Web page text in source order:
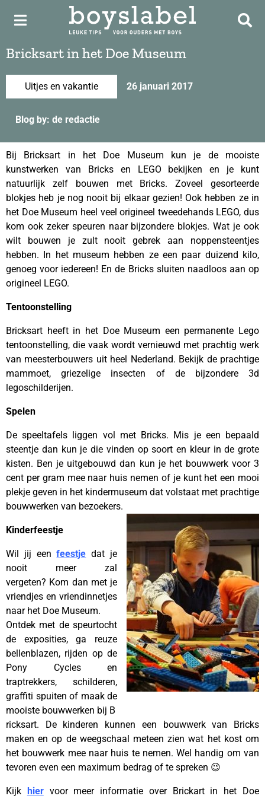
Bricksart in het Doe Museum
Uitjes en vakantie 26 januari 2017
Blog by: de redactie
Bij Bricksart in het Doe Museum kun je de mooiste
kunstwerken van Bricks en LEGO bekijken en je kunt
natuurlijk zelf bouwen met Bricks. Zoveel gesorteerde
blokjes heb je nog nooit bij elkaar gezien! Ook hebben ze in
het Doe Museum heel veel origineel tweedehands LEGO, dus
kom ook zeker speuren naar bijzondere blokjes. Wat je ook
wilt bouwen je zult nooit gebrek aan noppensteentjes
hebben. In het museum hebben ze een paar duizend kilo,
genoeg voor iedereen! En de Bricks sluiten naadloos aan op
origineel LEGO.
Tentoonstelling
Bricksart heeft in het Doe Museum een permanente Lego
tentoonstelling, die vaak wordt vernieuwd met prachtig werk
van meesterbouwers uit heel Nederland. Bekijk de prachtige
mammoet, griezelige insecten of de bijzondere 3d
legoschilderijen.
Spelen
De speeltafels liggen vol met Bricks. Mis je een bepaald
steentje dan kun je die vinden op soort en kleur in de grote
kisten. Ben je uitgebouwd dan kun je het bouwwerk voor 3
cent per gram mee naar huis nemen of je kunt het een mooi
plekje geven in het kindermuseum dat volstaat met prachtige
bouwwerken van bezoekers.
Kinderfeestje
Wil jij eenfeestje dat je
nooit meer zal
vergeten? Kom dan met je
vriendjes en vriendinnetjes
naar het Doe Museum.
Ontdek met de speurtocht
de exposities, ga reuze
bellenblazen, rijden op de
Pony Cycles en
traptrekkers, schilderen,
graffiti spuiten of maak de
mooiste bouwwerken bij B
ricksart. De kinderen kunnen een bouwwerk van Bricks
maken en op de weegschaal meteen zien wat het kost om
het bouwwerk mee naar huis te nemen. Wel handig om van
tevoren even een maximum bedrag of te spreken 😉
Kijk hiervoor meer informatie over Brickart in het Doe